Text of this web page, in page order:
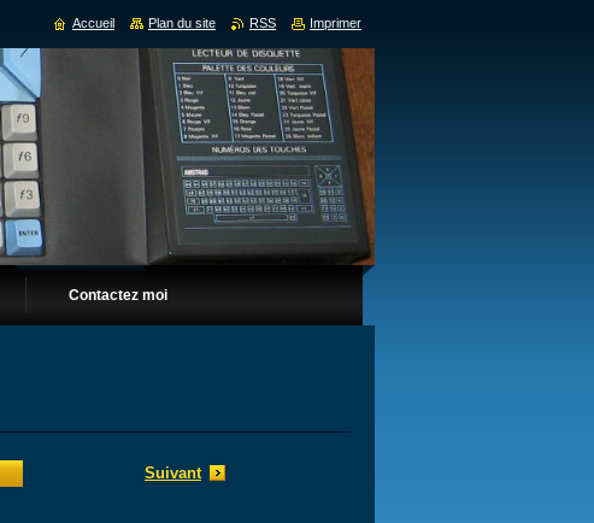
Contactez moi
Suivant
Accueil Plan du site RSS Imprimer